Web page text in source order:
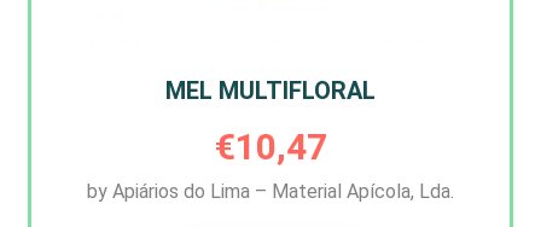
MEL MULTIFLORAL
€10,47
by Apiários do Lima – Material Apícola, Lda.